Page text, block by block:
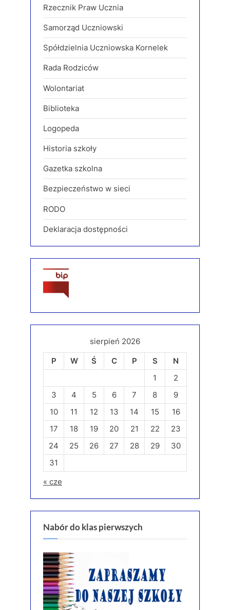
Rzecznik Praw Ucznia
Samorząd Uczniowski
Spółdzielnia Uczniowska Kornelek
Rada Rodziców
Wolontariat
Biblioteka
Logopeda
Historia szkoły
Gazetka szkolna
Bezpieczeństwo w sieci
RODO
Deklaracja dostępności
sierpień 2026
P
W Ś C P S
N
1
2
3
4 5 6 7 8
9
10
11 12 13 14 15
16
17
18 19 20 21 22
23
24
25 26 27 28 29
30
31
« cze
Nabór do klas pierwszych